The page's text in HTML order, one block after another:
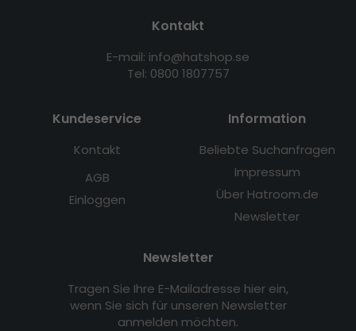
Kontakt
E-mail: info@hatshop.se
Tel: 0800 1807757
Kundeservice
Kontakt
AGB
Einloggen
Information
Beliebte Suchanfragen
Impressum
Über Hatroom.de
Newsletter
Newsletter
Tragen Sie Ihre E-Mailadresse hier ein,
wenn Sie sich für unseren Newsletter
anmelden möchten.